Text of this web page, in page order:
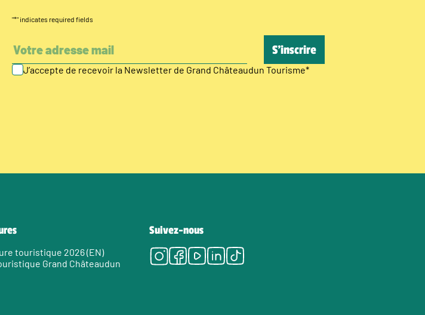
"*" indicates required fields
J’accepte de recevoir la Newsletter de Grand Châteaudun Tourisme*
touristique 2026 (EN)
Grand Châteaudun
Suivez-nous
Instagram
Facebook
Youtube
LinkedIn
Tiktok